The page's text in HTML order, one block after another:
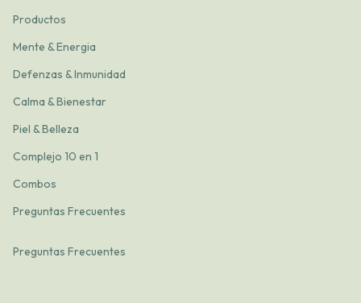
Productos
Mente & Energia
Defenzas & Inmunidad
Calma & Bienestar
Piel & Belleza
Complejo 10 en 1
Combos
Preguntas Frecuentes
Preguntas Frecuentes